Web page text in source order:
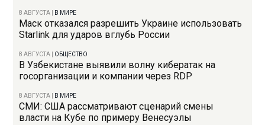
8 АВГУСТА В МИРЕ
Маск отказался разрешить Украине использовать
Starlink для ударов вглубь России
8 АВГУСТА ОБЩЕСТВО
В Узбекистане выявили волну кибератак на
госорганизации и компании через RDP
8 АВГУСТА В МИРЕ
СМИ: США рассматривают сценарий смены
власти на Кубе по примеру Венесуэлы